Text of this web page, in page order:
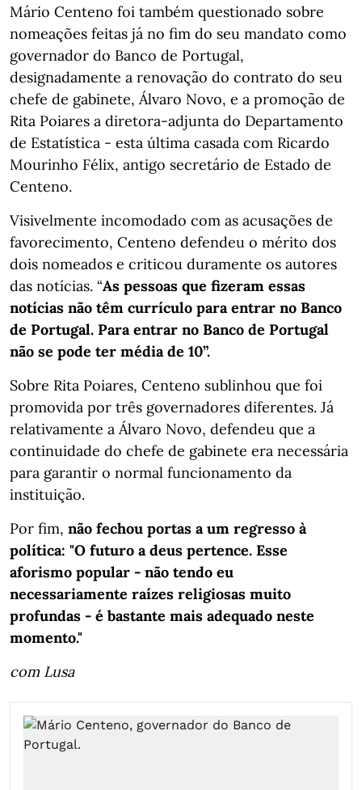
Mário Centeno foi também questionado sobre
nomeações feitas já no fim do seu mandato como
governador do Banco de Portugal,
designadamente a renovação do contrato do seu
chefe de gabinete, Álvaro Novo, e a promoção de
Rita Poiares a diretora-adjunta do Departamento
de Estatística - esta última casada com Ricardo
Mourinho Félix, antigo secretário de Estado de
Centeno.
Visivelmente incomodado com as acusações de
favorecimento, Centeno defendeu o mérito dos
dois nomeados e criticou duramente os autores
das notícias. “As pessoas que fizeram essas
notícias não têm currículo para entrar no Banco
de Portugal. Para entrar no Banco de Portugal
não se pode ter média de 10”.
Sobre Rita Poiares, Centeno sublinhou que foi
promovida por três governadores diferentes. Já
relativamente a Álvaro Novo, defendeu que a
continuidade do chefe de gabinete era necessária
para garantir o normal funcionamento da
instituição.
Por fim, não fechou portas a um regresso à
política: "O futuro a deus pertence. Esse
aforismo popular - não tendo eu
necessariamente raízes religiosas muito
profundas - é bastante mais adequado neste
momento."
com Lusa